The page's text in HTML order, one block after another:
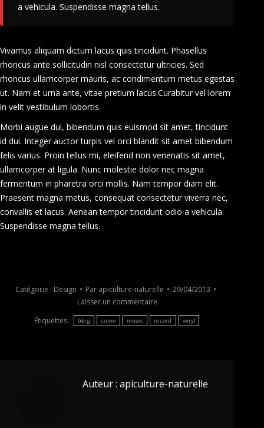
a vehicula. Suspendisse magna tellus.
Vivamus aliquam dictum lacus quis tincidunt. Phasellus
rhoncus ante sollicitudin nisl consectetur ultricies. Sed
rhoncus ullamcorper mauris, ac condimentum metus egestas
ut. Nam et urna ante, vitae pretium lacus.Curabitur vel lorem
in velit vestibulum lobortis.
Morbi augue dui, bibendum quis euismod sit amet, tincidunt
id dui. Integer auctor turpis vel orci blandit sit amet bibendum
felis varius. Proin tellus mi, eleifend non venenatis sit amet,
ullamcorper at ligula. Nunc molestie dolor nec magna
fermentum in pharetra orci mollis. Nam tempor diam elit.
Praesent magna metus, consequat consectetur viverra nec,
convallis et lacus. Aenean tempor tincidunt odio a vehicula.
Suspendisse magna tellus.
Catégorie : Design Par apiculture-naturelle
29/04/2013
Laisser un commentaire
Étiquettes :
blog cover music record vinyl
Auteur : apiculture-naturelle